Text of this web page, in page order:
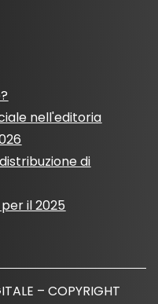
nell'editoria
di
il 2025
– COPYRIGHT